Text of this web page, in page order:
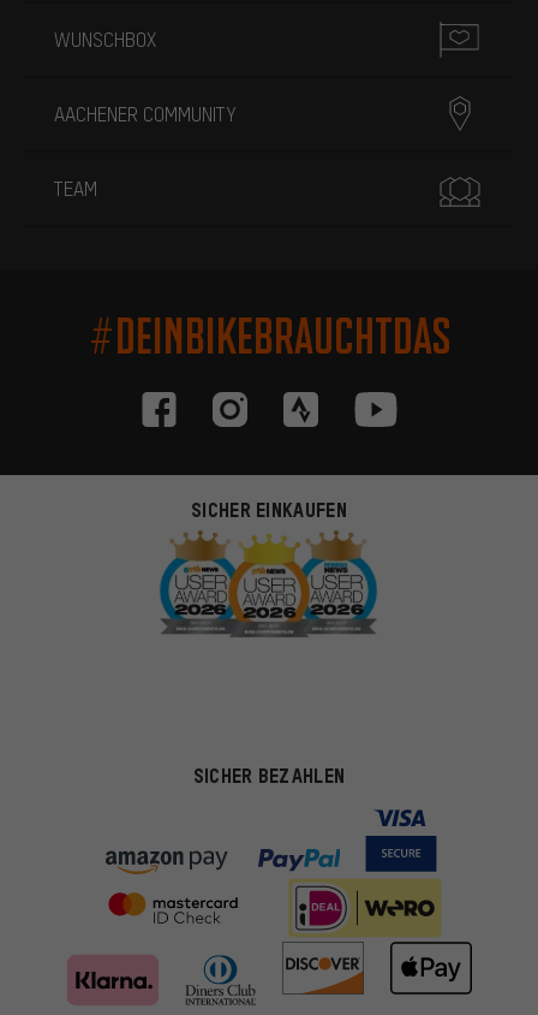
WUNSCHBOX
AACHENER COMMUNITY
TEAM
#DEINBIKEBRAUCHTDAS
SICHER EINKAUFEN
SICHER BEZAHLEN